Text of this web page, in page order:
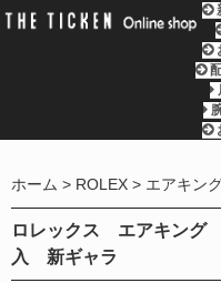
ホーム ROLEX エアキン
ロレックス エアキン
入 新ギャラ